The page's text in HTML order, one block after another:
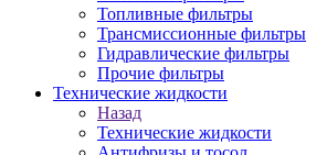
Топливные фильтры
Трансмиссионные фильтры
Гидравлические фильтры
Прочие фильтры
Технические жидкости
Назад
Технические жидкости